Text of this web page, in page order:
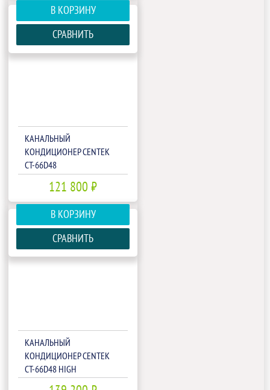
В КОРЗИНУ
СРАВНИТЬ
КАНАЛЬНЫЙ
КОНДИЦИОНЕР CENTEK
CT-66D48
121 800 ₽
В КОРЗИНУ
СРАВНИТЬ
КАНАЛЬНЫЙ
КОНДИЦИОНЕР CENTEK
CT-66D48 HIGH